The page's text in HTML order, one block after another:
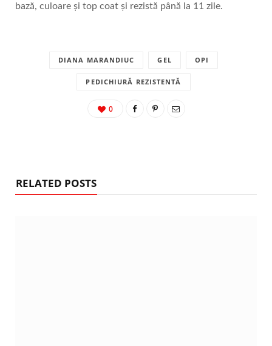
bază, culoare și top coat și rezistă până la 11 zile.
DIANA MARANDIUC GEL OPI
PEDICHIURĂ REZISTENTĂ
0
RELATED POSTS